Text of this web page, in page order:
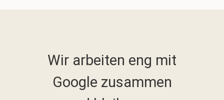
Wir arbeiten eng mit
Google zusammen